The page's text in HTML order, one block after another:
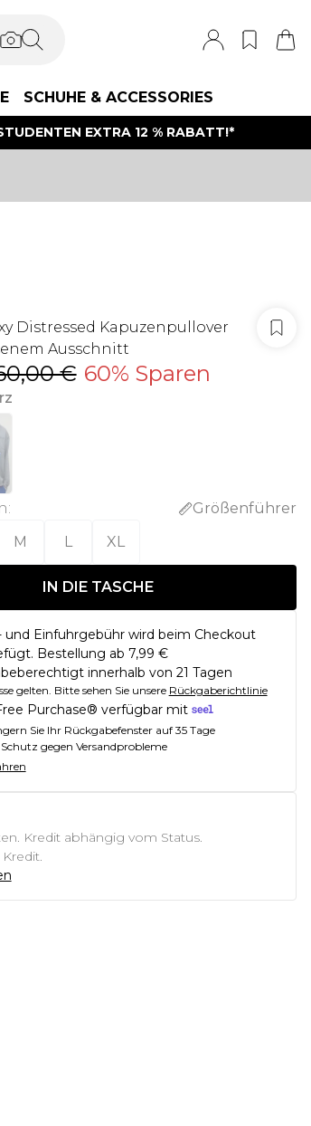
SCHUHE & ACCESSORIES
EXTRA 12 % RABATT!*
Distressed Kapuzenpullover
Ausschnitt
€ 60% Sparen
:
Größenführer
M L XL
IN DIE TASCHE
und Einfuhrgebühr wird beim Checkout
Bestellung ab 7,99 €
innerhalb von 21 Tagen
gelten. Bitte sehen Sie unsere Rückgaberichtlinie
Purchase® verfügbar mit
Sie Ihr Rückgabefenster auf 35 Tage
Schutz gegen Versandprobleme
Kredit abhängig vom Status.